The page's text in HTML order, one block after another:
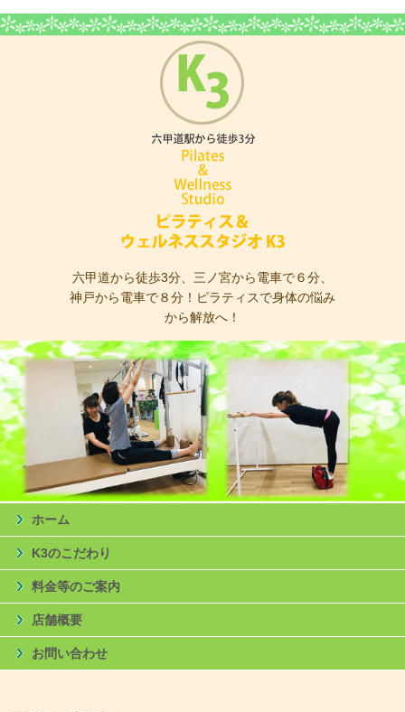
六甲道から徒歩3分、三ノ宮から電車で６分、
神戸から電車で８分！ピラティスで身体の悩み
から解放へ！
ホーム
K3のこだわり
料金等のご案内
店舗概要
お問い合わせ